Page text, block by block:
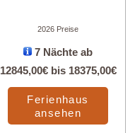
2026 Preise
7 Nächte ab
12845,00€bis 18375,00€
Ferienhaus
ansehen